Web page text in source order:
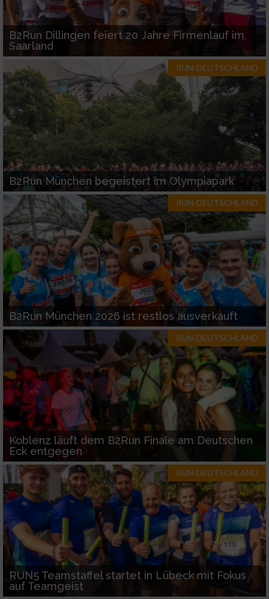
B2Run Dillingen feiert 20 Jahre Firmenlauf im
Saarland
RUN-DEUTSCHLAND
B2Run München begeistert im Olympiapark
RUN-DEUTSCHLAND
B2Run München 2026 ist restlos ausverkauft
RUN-DEUTSCHLAND
Koblenz läuft dem B2Run Finale am Deutschen
Eck entgegen
RUN-DEUTSCHLAND
RUN5 Teamstaffel startet in Lübeck mit Fokus
auf Teamgeist